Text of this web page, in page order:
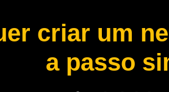
criar um
a passo